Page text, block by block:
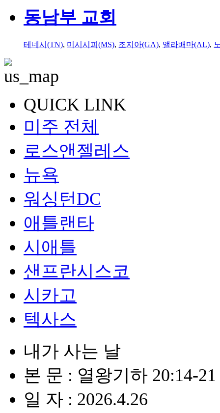
동남부 교회
테네시(TN), 미시시피(MS), 조지아(GA), 앨라배마(AL),
QUICK LINK
미주 전체
로스앤젤레스
뉴욕
워싱턴DC
애틀랜타
시애틀
샌프란시스코
시카고
텍사스
내가 사는 날
본 문 : 열왕기하 20:14-21
일 자 : 2026.4.26